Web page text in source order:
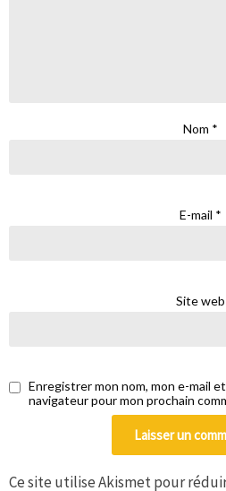
Nom *
E-mail *
Site web
Enregistrer mon nom, mon e-mail
navigateur pour mon prochain
Ce site utilise Akismet pour